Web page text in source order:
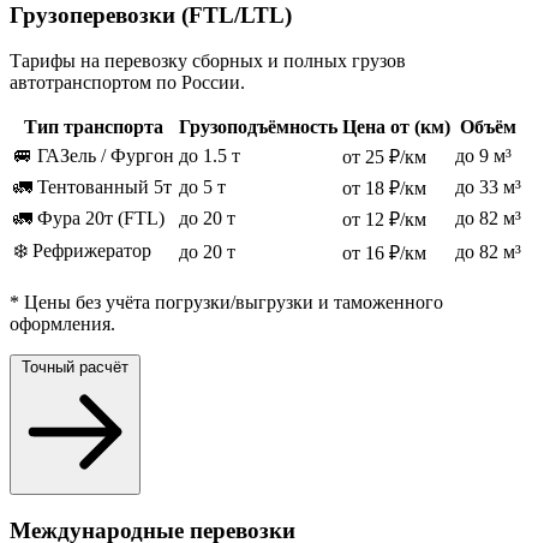
Грузоперевозки (FTL/LTL)
Тарифы на перевозку сборных и полных грузов
автотранспортом по России.
Тип транспорта Грузоподъёмность Цена от (км) Объём
🚐 ГАЗель / Фургон до 1.5 т от 25 ₽/км
до 9 м³
🚛 Тентованный 5т до 5 т от 18 ₽/км
до 33 м³
🚛 Фура 20т (FTL)
до 20 т от 12 ₽/км
до 82 м³
❄️ Рефрижератор
до 20 т от 16 ₽/км до 82 м³
* Цены без учёта погрузки/выгрузки и таможенного
оформления.
Точный расчёт
Международные перевозки